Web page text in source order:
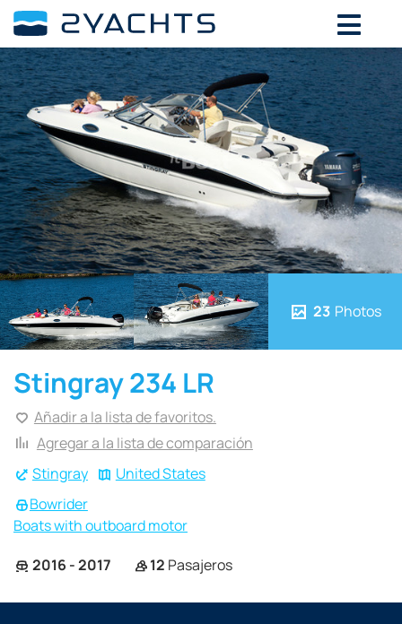
23 Photos
Stingray
United States
Bowrider
Boats with outboard motor
Stingray 234 LR
Añadir a la lista de favoritos.
Agregar a la lista de comparación
2016 - 2017 12 Pasajeros